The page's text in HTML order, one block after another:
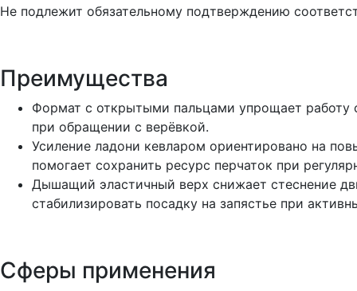
Не подлежит обязательному подтверждению
Преимущества
Формат с открытыми пальцами упрощает
при обращении с верёвкой.
Усиление ладони кевларом ориентировано на
помогает сохранить ресурс перчаток при
Дышащий эластичный верх снижает стеснение
стабилизировать посадку на запястье при
Сферы применения